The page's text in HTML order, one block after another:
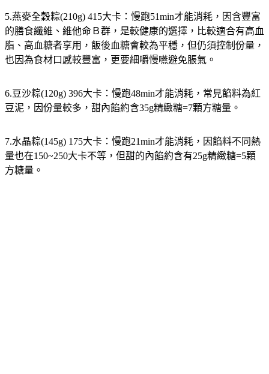
5.燕麥全穀粽(210g) 415大卡： 慢跑51min才能消耗，因含豐富
的膳食纖維、維他命Ｂ群，是較健康的選擇，比較適合有高血
脂、高血糖者享用，飯後血糖會較為平穩，但仍須控制份量，
也因為食材口感較豐富，更要細嚼慢嚥避免脹氣。
6.豆沙粽(120g) 396大卡： 慢跑48min才能消耗，常見餡料為紅
豆泥，因份量較多，甜內餡約含35g精緻糖=7顆方糖量。
7.水晶粽(145g) 175大卡： 慢跑21min才能消耗，因餡料不同熱
量也在150~250大卡不等，但甜的內餡約含有25g精緻糖=5顆
方糖量。